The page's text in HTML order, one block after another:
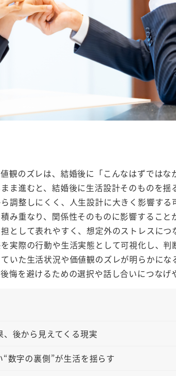
観のズレは、結婚後に「こんなはずではな
ま進むと、結婚後に生活設計そのものを揺
調整しにくく、人生設計に大きく影響する
み重なり、関係性そのものに影響すること
として表れやすく、想定外のストレスにつ
実際の行動や生活実態として可視化し、判
いた生活状況や価値観のズレが明らかにな
悔を避けるための選択や話し合いにつなげ
後から見えてくる現実
数字の裏側”が生活を揺らす